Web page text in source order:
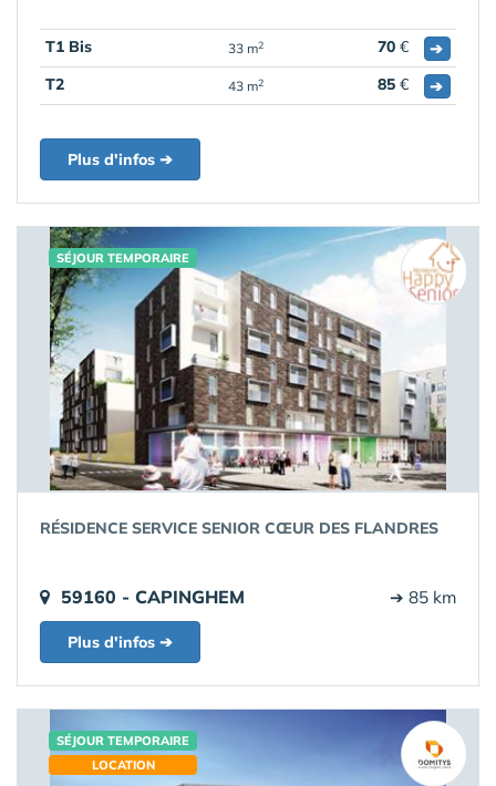
T1 Bis 33 m2 70 €
➔
T2
43 m2 85 € ➔
Plus d'infos ➔
SÉJOUR TEMPORAIRE
RÉSIDENCE SERVICE SENIOR CŒUR DES FLANDRES
59160 - CAPINGHEM ➔ 85 km
Plus d'infos ➔
SÉJOUR TEMPORAIRE
LOCATION